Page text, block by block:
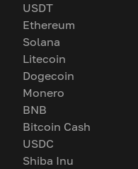
USDT
Ethereum
Solana
Litecoin
Dogecoin
Monero
BNB
Bitcoin Cash
USDC
Shiba Inu